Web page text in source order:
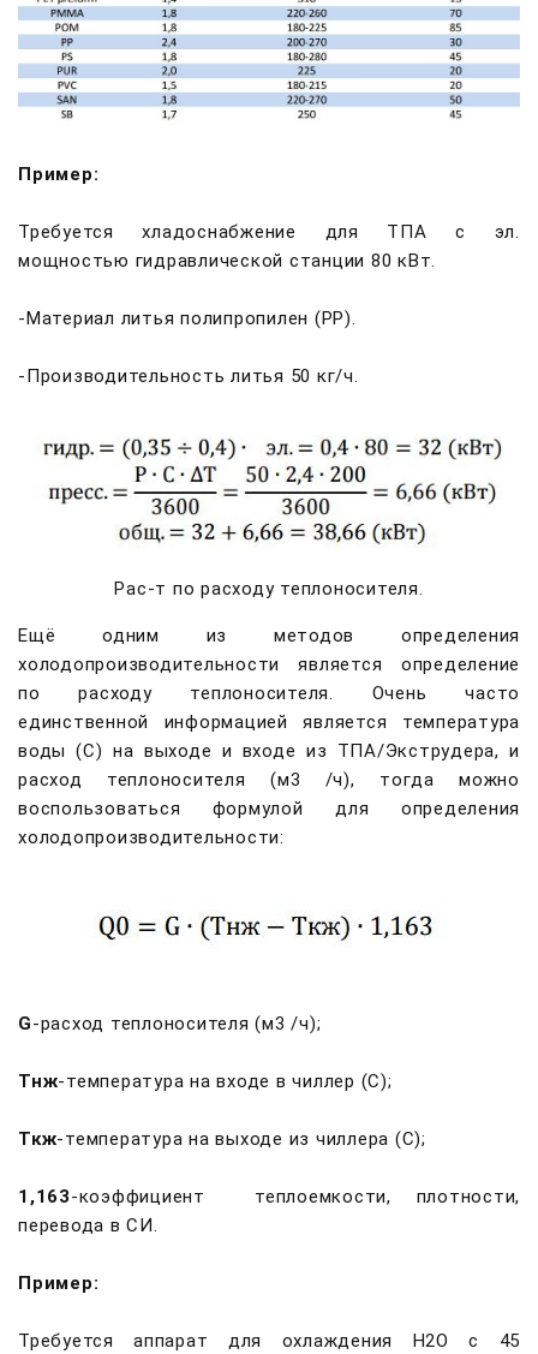
Пример:
Требуется хладоснабжение для ТПА с эл.
мощностью гидравлической станции 80 кВт.
-Материал литья полипропилен (РР).
-Производительность литья 50 кг/ч.
Рас-т по расходу теплоносителя.
Ещё одним из методов определения
холодопроизводительности является определение
по расходу теплоносителя. Очень часто
единственной информацией является температура
воды (С) на выходе и входе из ТПА/Экструдера, и
расход теплоносителя (м3 /ч), тогда можно
воспользоваться формулой для определения
холодопроизводительности:
G-расход теплоносителя (м3 /ч);
Тнж-температура на входе в чиллер (С);
Ткж-температура на выходе из чиллера (С);
1,163-коэффициент теплоемкости, плотности,
перевода в СИ.
Пример:
Требуется аппарат для охлаждения H2O с 45